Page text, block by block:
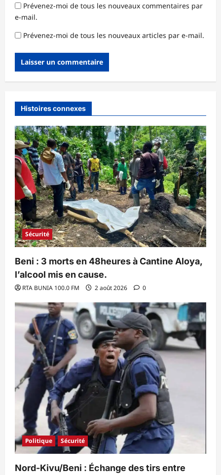
Prévenez-moi de tous les nouveaux commentaires par
e-mail.
Prévenez-moi de tous les nouveaux articles par e-mail.
Histoires connexes
Sécurité
Beni : 3 morts en 48heures à Cantine Aloya,
l’alcool mis en cause.
RTA BUNIA 100.0 FM 2 août 2026 0
Politique Sécurité
Nord-Kivu/Beni : Échange des tirs entre